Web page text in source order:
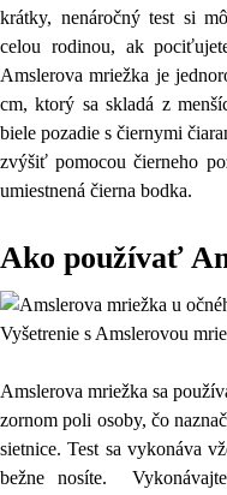
krátky, nenáročný test si
celou rodinou, ak
Amslerova mriežka je
cm, ktorý sa skladá z
biele pozadie s čiernymi
zvýšiť pomocou čierneho
umiestnená čierna bodka.
Ako používať
Vyšetrenie s Amslerovou
Amslerova mriežka sa
zornom poli osoby, čo
sietnice. Test sa vykonáva
bežne nosíte.